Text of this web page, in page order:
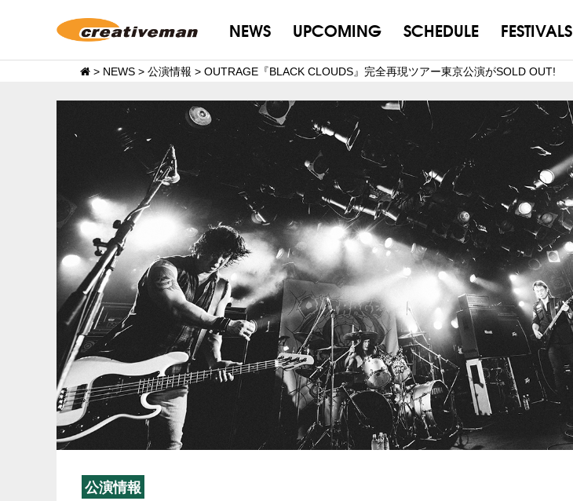
NEWS UPCOMING SCHEDULE FESTIVALS
> NEWS > 公演情報 > OUTRAGE『BLACK CLOUDS』完全再現ツアー東京公演がSOLD OUT!
公演情報